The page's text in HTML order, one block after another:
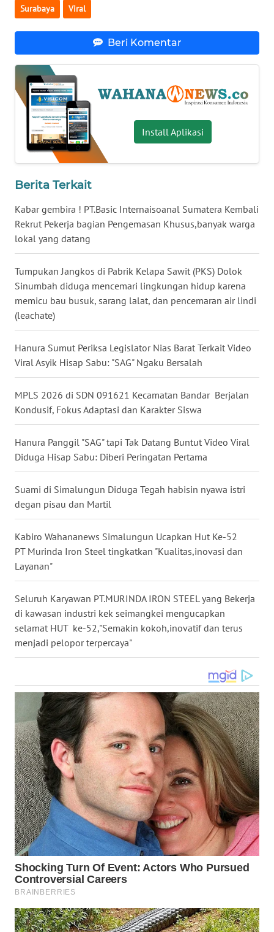
Surabaya Viral
Beri Komentar
Install Aplikasi
Berita Terkait
Kabar gembira ! PT.Basic Internaisoanal Sumatera Kembali
Rekrut Pekerja bagian Pengemasan Khusus,banyak warga
lokal yang datang
Tumpukan Jangkos di Pabrik Kelapa Sawit (PKS) Dolok
Sinumbah diduga mencemari lingkungan hidup karena
memicu bau busuk, sarang lalat, dan pencemaran air lindi
(leachate)
Hanura Sumut Periksa Legislator Nias Barat Terkait Video
Viral Asyik Hisap Sabu: "SAG" Ngaku Bersalah
MPLS 2026 di SDN 091621 Kecamatan Bandar Berjalan
Kondusif, Fokus Adaptasi dan Karakter Siswa
Hanura Panggil "SAG" tapi Tak Datang Buntut Video Viral
Diduga Hisap Sabu: Diberi Peringatan Pertama
Suami di Simalungun Diduga Tegah habisin nyawa istri
degan pisau dan Martil
Kabiro Wahananews Simalungun Ucapkan Hut Ke-52
PT Murinda Iron Steel tingkatkan "Kualitas,inovasi dan
Layanan"
Seluruh Karyawan PT.MURINDA IRON STEEL yang Bekerja
di kawasan industri kek seimangkei mengucapkan
selamat HUT ke-52,"Semakin kokoh,inovatif dan terus
menjadi pelopor terpercaya"
WN
BABEL
WN
SUMBAR
WN
SUMSEL
WN
BENGKULU
LAMPUNG
WN
JATENG
WN
NUSANTARA
JOGJA
WN
JATIM
WN
BALI
WN
KALBAR
WN
WN
KALTARA
KALSEL
WN
SULSEL
WN
GORONTALO
WN
SULUT
WN
MALUKU
WN
MALUT
WN